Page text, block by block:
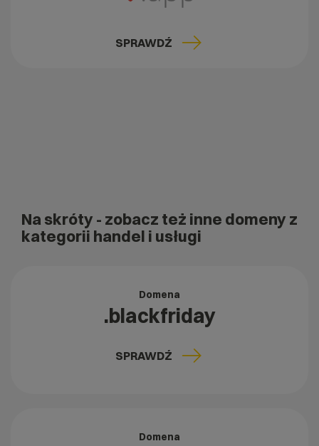
SPRAWDŹ
Na skróty - zobacz też inne domeny z
kategorii handel i usługi
Domena
.blackfriday
SPRAWDŹ
Domena